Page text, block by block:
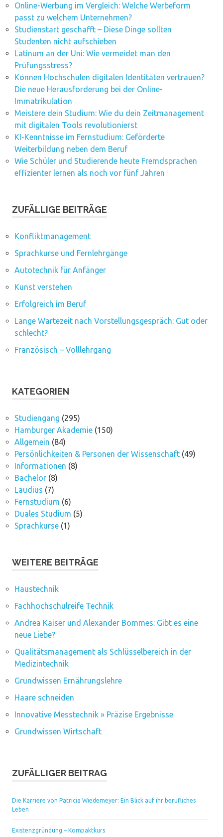
Online-Werbung im Vergleich: Welche Werbeform
passt zu welchem Unternehmen?
Studienstart geschafft – Diese Dinge sollten
Studenten nicht aufschieben
Latinum an der Uni: Wie vermeidet man den
Prüfungsstress?
Können Hochschulen digitalen Identitäten vertrauen?
Die neue Herausforderung bei der Online-
Immatrikulation
Meistere dein Studium: Wie du dein Zeitmanagement
mit digitalen Tools revolutionierst
KI-Kenntnisse im Fernstudium: Geförderte
Weiterbildung neben dem Beruf
Wie Schüler und Studierende heute Fremdsprachen
effizienter lernen als noch vor fünf Jahren
ZUFÄLLIGE BEITRÄGE
Konfliktmanagement
Sprachkurse und Fernlehrgänge
Autotechnik für Anfänger
Kunst verstehen
Erfolgreich im Beruf
Lange Wartezeit nach Vorstellungsgespräch: Gut oder
schlecht?
Französisch – Volllehrgang
KATEGORIEN
Studiengang (295)
Hamburger Akademie(150)
Allgemein (84)
Persönlichkeiten & Personen der Wissenschaft(49)
Informationen (8)
Bachelor(8)
Laudius (7)
Fernstudium (6)
Duales Studium (5)
Sprachkurse(1)
WEITERE BEITRÄGE
Haustechnik
Fachhochschulreife Technik
Andrea Kaiser und Alexander Bommes: Gibt es eine
neue Liebe?
Qualitätsmanagement als Schlüsselbereich in der
Medizintechnik
Grundwissen Ernährungslehre
Haare schneiden
Innovative Messtechnik » Präzise Ergebnisse
Grundwissen Wirtschaft
ZUFÄLLIGER BEITRAG
Die Karriere von Patricia Wiedemeyer: Ein Blick auf ihr berufliches
Leben
Existenzgründung – Kompaktkurs